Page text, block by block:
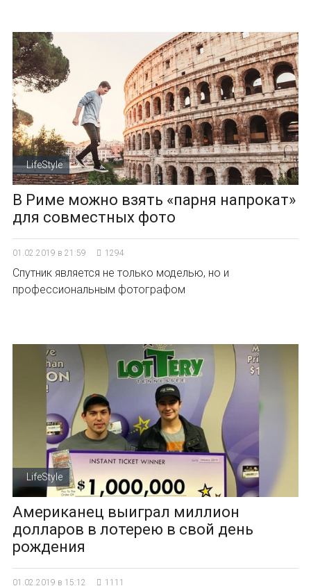
LifeStyle
В Риме можно взять «парня напрокат»
для совместных фото
01.02.2019 в 21:59 1294
Спутник является не только моделью, но и
профессиональным фотографом
LifeStyle
Американец выиграл миллион
долларов в лотерею в свой день
рождения
01.02.2019 в 15:12 1111